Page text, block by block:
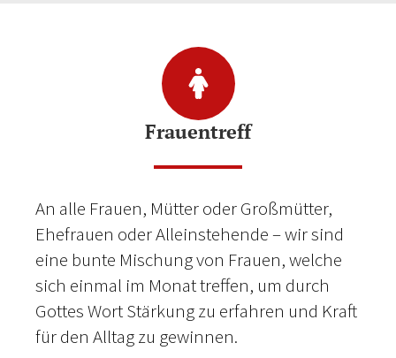
Frauentreff
An alle Frauen, Mütter oder Großmütter,
Ehefrauen oder Alleinstehende – wir sind
eine bunte Mischung von Frauen, welche
sich einmal im Monat treffen, um durch
Gottes Wort Stärkung zu erfahren und Kraft
für den Alltag zu gewinnen.